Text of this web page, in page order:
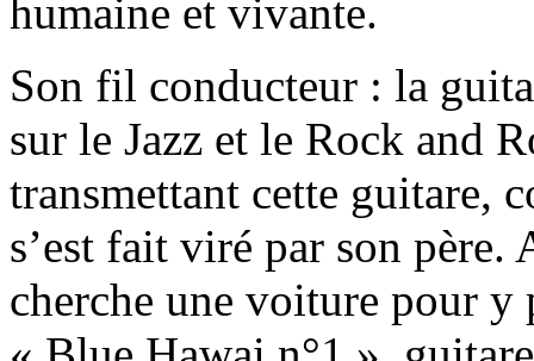
humaine et vivante.
Son fil conducteur : la
sur le Jazz et le Rock and
transmettant cette guitare,
s’est fait viré par son père.
cherche une voiture pour y